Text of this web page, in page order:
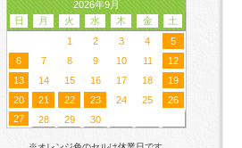
2026年9月
日
月 火 水 木 金
土
1
2 3 4
5
6
7 8 9 10 11
12
13
14 15 16 17 18
19
20
21 22 23 24 25
26
27
28 29 30